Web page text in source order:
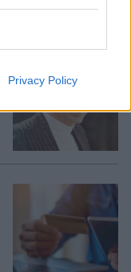
Privacy Policy